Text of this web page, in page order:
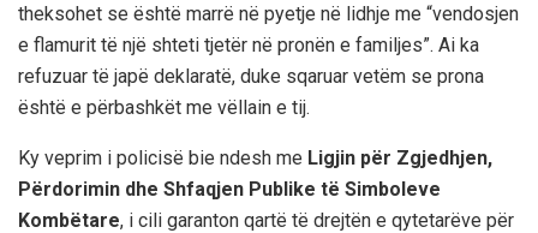
theksohet se është marrë në pyetje në lidhje me “vendosjen
e flamurit të një shteti tjetër në pronën e familjes”. Ai ka
refuzuar të japë deklaratë, duke sqaruar vetëm se prona
është e përbashkët me vëllain e tij.
Ky veprim i policisë bie ndesh me Ligjin për Zgjedhjen,
Përdorimin dhe Shfaqjen Publike të Simboleve
Kombëtare, i cili garanton qartë të drejtën e qytetarëve për